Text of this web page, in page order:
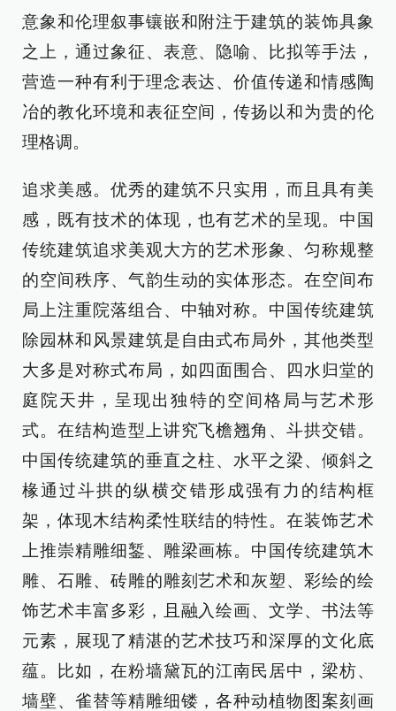
意象和伦理叙事镶嵌和附注于建筑的装饰具象
之上，通过象征、表意、隐喻、比拟等手法，
营造一种有利于理念表达、价值传递和情感陶
冶的教化环境和表征空间，传扬以和为贵的伦
理格调。
追求美感。优秀的建筑不只实用，而且具有美
感，既有技术的体现，也有艺术的呈现。中国
传统建筑追求美观大方的艺术形象、匀称规整
的空间秩序、气韵生动的实体形态。在空间布
局上注重院落组合、中轴对称。中国传统建筑
除园林和风景建筑是自由式布局外，其他类型
大多是对称式布局，如四面围合、四水归堂的
庭院天井，呈现出独特的空间格局与艺术形
式。在结构造型上讲究飞檐翘角、斗拱交错。
中国传统建筑的垂直之柱、水平之梁、倾斜之
椽通过斗拱的纵横交错形成强有力的结构框
架，体现木结构柔性联结的特性。在装饰艺术
上推崇精雕细錾、雕梁画栋。中国传统建筑木
雕、石雕、砖雕的雕刻艺术和灰塑、彩绘的绘
饰艺术丰富多彩，且融入绘画、文学、书法等
元素，展现了精湛的艺术技巧和深厚的文化底
蕴。比如，在粉墙黛瓦的江南民居中，梁枋、
墙壁、雀替等精雕细镂，各种动植物图案刻画